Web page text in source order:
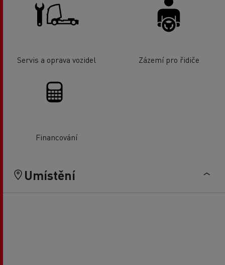
Servis a oprava vozidel Zázemí pro řidiče
Financování
Umístění